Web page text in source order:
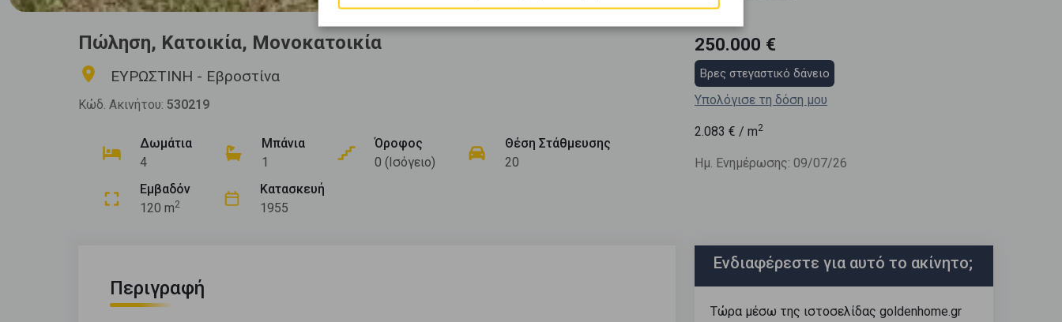
Πώληση, Κατοικία, Μονοκατοικία
ΕΥΡΩΣΤΙΝΗ - Εβροστίνα
Κώδ. Ακινήτου: 530219
Δωμάτια
4
Μπάνια
1
Όροφος
0 (Ισόγειο)
Θέση Στάθμευσης
20
Εμβαδόν
120 m2
Κατασκευή
1955
250.000 €
Βρες στεγαστικό δάνειο
Υπολόγισε τη δόση μου
2.083 € / m2
Ημ. Ενημέρωσης: 09/07/26
Περιγραφή
Ενδιαφέρεστε για αυτό το ακίνητο;
Τώρα μέσω της ιστοσελίδας goldenhome.gr